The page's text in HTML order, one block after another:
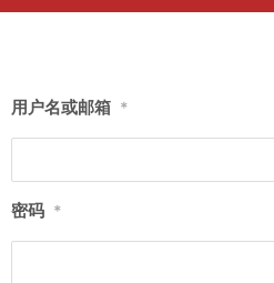
用户名或邮箱 *
密码 *